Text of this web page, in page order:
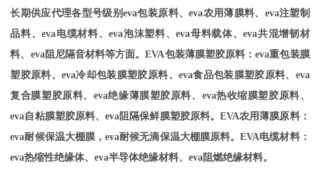
长期供应代理各型号级别eva包装原料、eva农用薄膜料、eva注塑制
品料、eva电缆材料、eva泡沫塑料、eva母料载体、eva共混增韧材
料、eva阻尼隔音材料等方面。EVA包装薄膜塑胶原料：eva重包装膜
塑胶原料、eva冷却包装膜塑胶原料、eva食品包装膜塑胶原料、eva
复合膜塑胶原料、eva绝缘薄膜塑胶原料、eva热收缩膜塑胶原料、
eva自粘膜塑胶原料、eva阻隔保鲜膜塑胶原料。EVA农用薄膜原料：
eva耐候保温大棚膜，eva耐候无滴保温大棚膜原料。EVA电缆材料：
eva热缩性绝缘体、eva半导体绝缘材料、eva阻燃绝缘材料。